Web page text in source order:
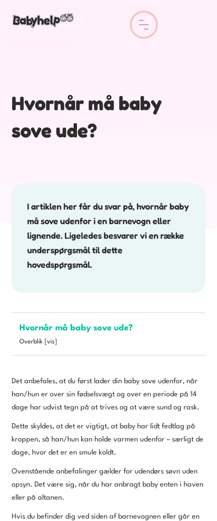
Hvornår må baby
sove ude?
I artiklen her får du svar på, hvornår baby
må sove udenfor i en barnevogn eller
lignende. Ligeledes besvarer vi en række
underspørgsmål til dette
hovedspørgsmål.
Hvornår må baby sove ude?
Overblik [vis]
Det anbefales, at du først lader din baby sove udenfor, når
han/hun er over sin fødselsvægt og over en periode på 14
dage har udvist tegn på at trives og at være sund og rask.
Dette skyldes, at det er vigtigt, at baby har lidt fedtlag på
kroppen, så han/hun kan holde varmen udenfor – særligt de
dage, hvor det er en smule koldt.
Ovenstående anbefalinger gælder for udendørs søvn uden
opsyn. Det være sig, når du har anbragt baby enten i haven
eller på altanen.
Hvis du befinder dig ved siden af barnevognen eller går en